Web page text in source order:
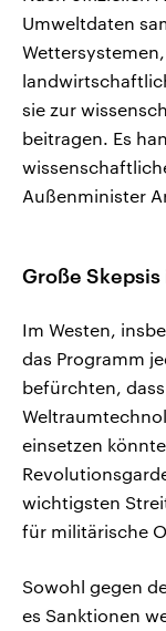
Umweltdaten
sie zur
beitragen. Es
Außenminister
Große
Im Westen,
das Programm
befürchten,
einsetzen
wichtigsten
für militärische
Sowohl gegen
es Sanktionen